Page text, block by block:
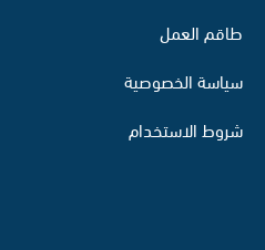
طاقم العمل
سياسة الخصوصية
شروط الاستخدام